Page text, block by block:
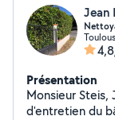
Jean
Présentation
Monsieur Steis,
d'entretien du